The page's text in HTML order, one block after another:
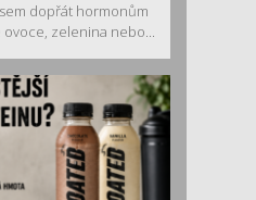
dopřát hormonům
ovoce, zelenina nebo...